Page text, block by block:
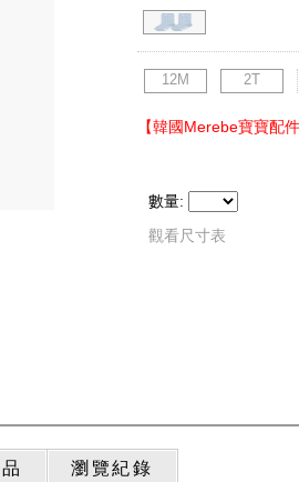
12M 2T
【韓國Merebe寶寶配
數量:
觀看尺寸表
瀏覽紀錄